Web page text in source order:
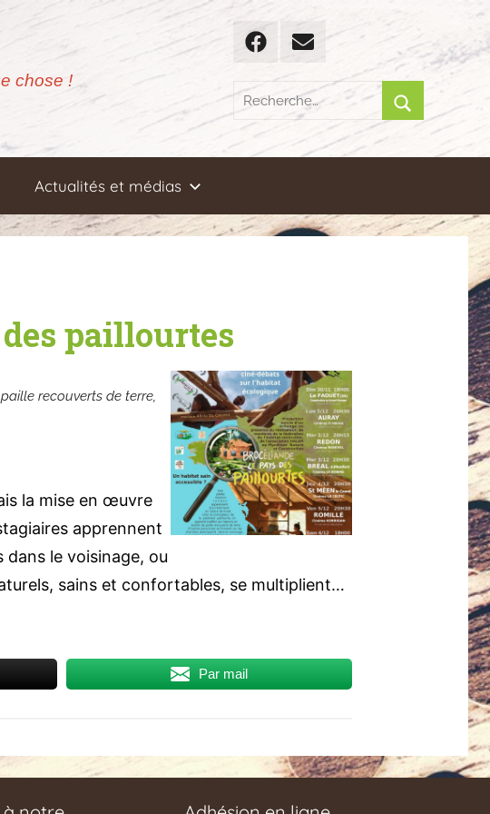
chose !
FacebookEmail
Recherche
pour
Rechercher
Actualités et médias
paillourtes
recouverts de terre,
la mise en œuvre
apprennent
le voisinage, ou
sains et confortables, se multiplient…
Par mail